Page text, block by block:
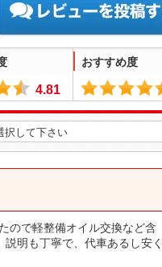
おすすめ度
4.81
ので軽整備オイル交換など含
明も丁寧で、代車あるし安く